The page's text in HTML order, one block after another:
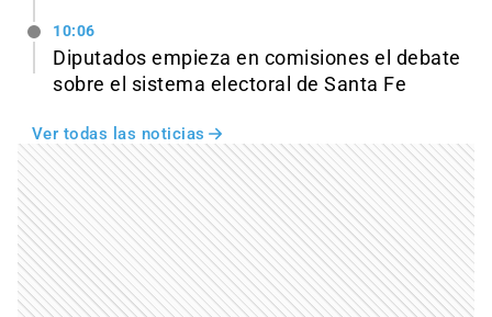
10:06
Diputados empieza en comisiones el debate
sobre el sistema electoral de Santa Fe
Ver todas las noticias